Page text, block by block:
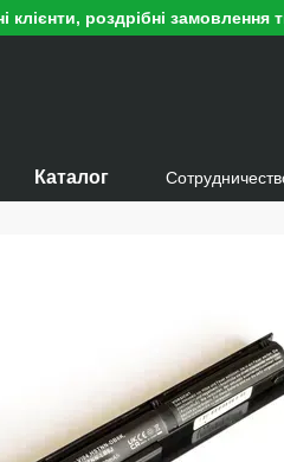
клієнти, роздрібні
Каталог